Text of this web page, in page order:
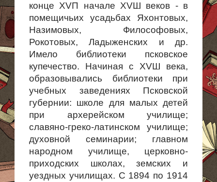
конце ХVП начале ХVШ веков - в
помещичьих усадьбах Яхонтовых,
Нази­мовых, Философовых,
Рокотовых, Ладыженских и др.
Имело библиотеки псковское
купечество. Начиная с ХVШ века,
образовывались библио­теки при
учебных заведениях Псковской
губернии: школе для малых детей
при архерейском училище;
славяно-греко-латинском училище;
духовной семинарии; главном
народном училище, церковно-
приходских школах, земских и
уездных училищах. С 1894 по 1914